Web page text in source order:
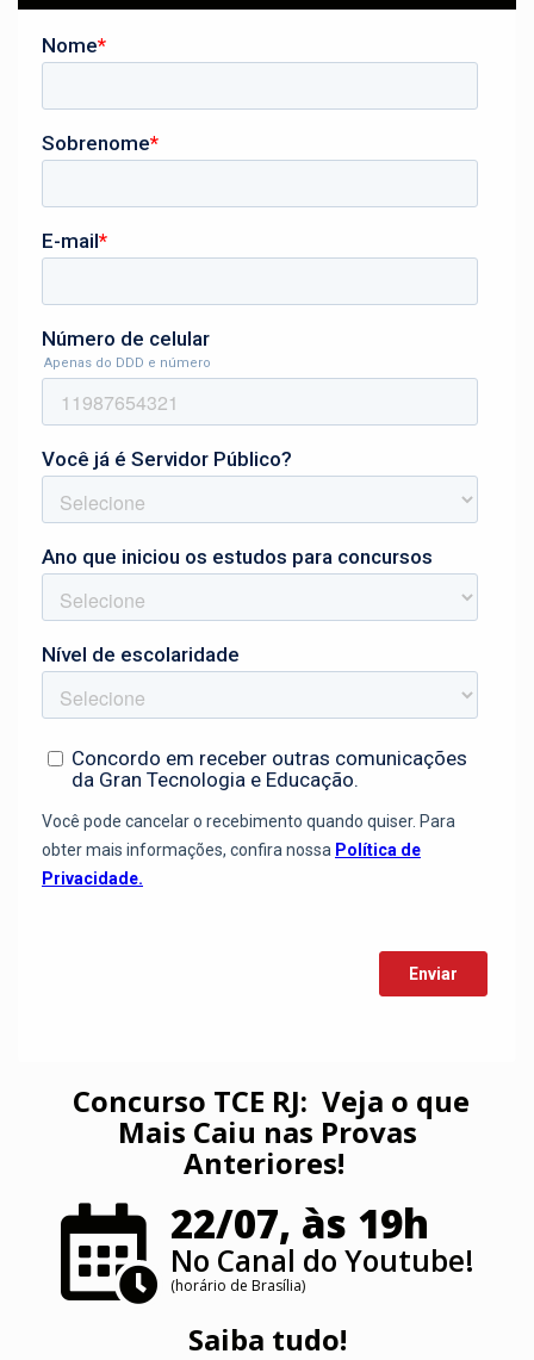
Concurso TCE RJ: Veja o que
Mais Caiu nas Provas
Anteriores!
22/07, às 19h
No Canal do Youtube!
(horário de Brasília)
Saiba tudo!